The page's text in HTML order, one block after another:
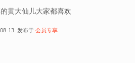
黄大仙儿大家都喜欢
13 发布于 会员专享